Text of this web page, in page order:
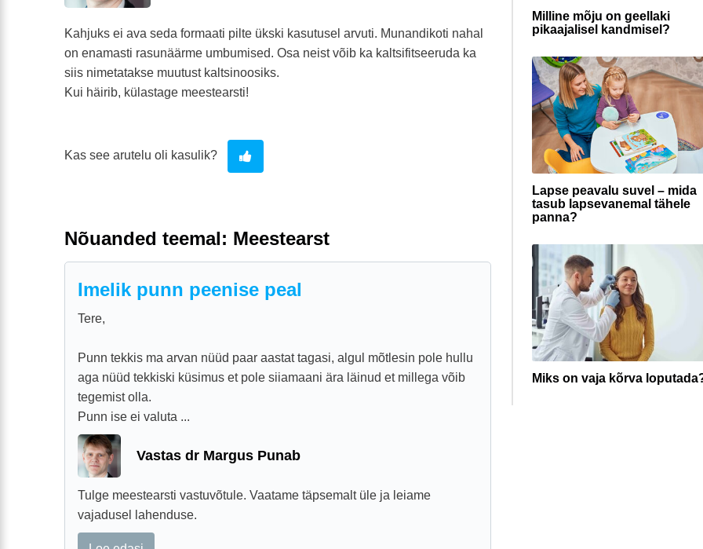
Milline mõju on geellaki
pikaajalisel kandmisel?
Lapse peavalu suvel – mida
tasub lapsevanemal tähele
panna?
Miks on vaja kõrva
Kahjuks ei ava seda formaati pilte ükski kasutusel arvuti. Munandikoti nahal
on enamasti rasunäärme umbumised. Osa neist võib ka kaltsifitseeruda ka
siis nimetatakse muutust kaltsinoosiks.
Kui häirib, külastage meestearsti!
Kas see arutelu oli kasulik?
Nõuanded teemal: Meestearst
Imelik punn peenise peal
Tere,
Punn tekkis ma arvan nüüd paar aastat tagasi, algul mõtlesin pole hullu
aga nüüd tekkiski küsimus et pole siiamaani ära läinud et millega võib
tegemist olla.
Punn ise ei valuta ...
Vastas dr Margus Punab
Tulge meestearsti vastuvõtule. Vaatame täpsemalt üle ja leiame
vajadusel lahenduse.